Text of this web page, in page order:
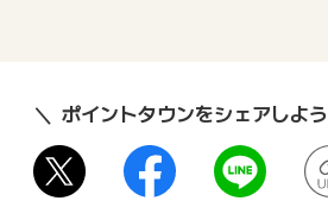
ポイントタウンをシェアしよう